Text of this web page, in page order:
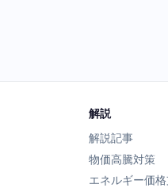
解説
解説記事
物価高騰対策
エネルギー価